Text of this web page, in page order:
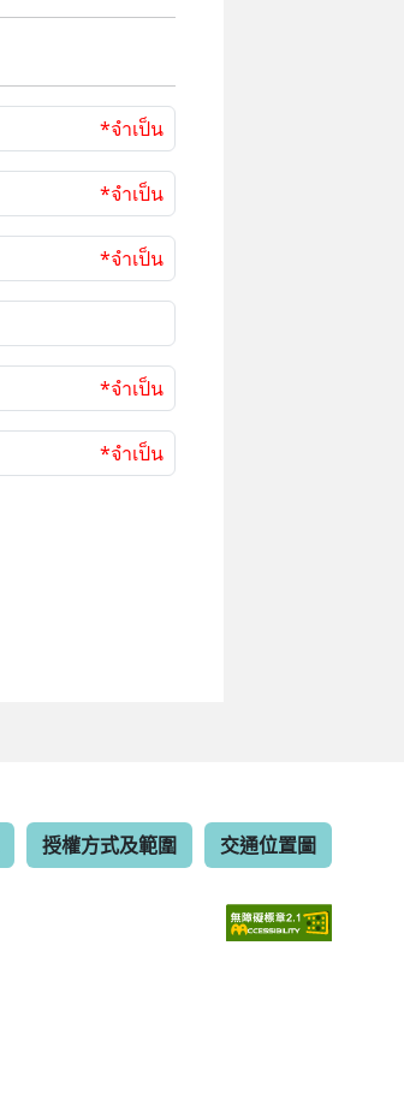
*จำเป็น
*จำเป็น
*จำเป็น
*จำเป็น
*จำเป็น
授權方式及範圍 交通位置圖